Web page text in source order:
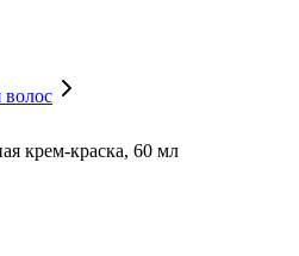
волос
крем-краска, 60 мл